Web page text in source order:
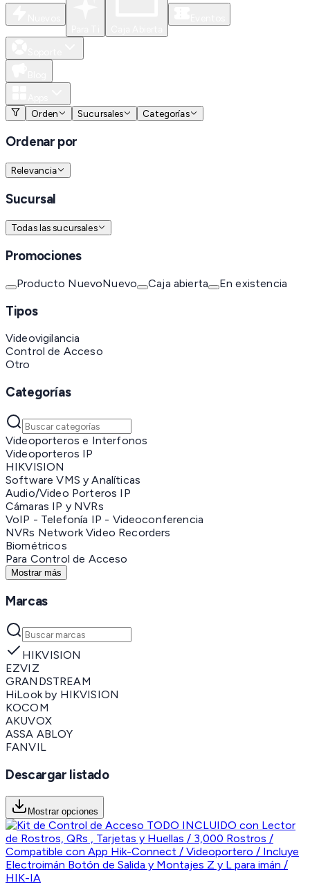
Orden
Sucursales Categorías
Ordenar por
Relevancia
Sucursal
Todas las sucursales
Promociones
Producto NuevoNuevo Caja abierta En existencia
Tipos
Videovigilancia
Control de Acceso
Otro
Categorías
Videoporteros e Interfonos
Videoporteros IP
HIKVISION
Software VMS y Analíticas
Audio/Video Porteros IP
Cámaras IP y NVRs
VoIP - Telefonía IP - Videoconferencia
NVRs Network Video Recorders
Biométricos
Para Control de Acceso
Mostrar más
Marcas
HIKVISION
EZVIZ
GRANDSTREAM
HiLook by HIKVISION
KOCOM
AKUVOX
ASSA ABLOY
FANVIL
Descargar listado
Mostrar opciones